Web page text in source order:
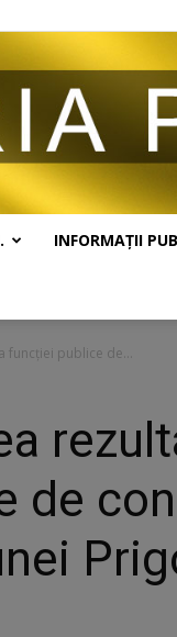
Prigoria
INFORMAȚII
publice de...
de